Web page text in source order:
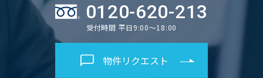
0120-620-213
受付時間 平日9:00～18:00
物件リクエスト